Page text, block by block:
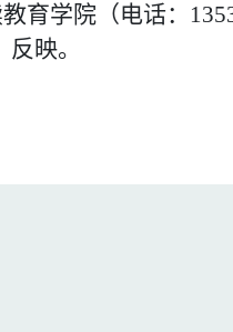
育学院（电话：
映。